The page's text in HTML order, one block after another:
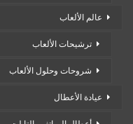
عالم الألعاب
ترشيحات الألعاب
شروحات وحلول الألعاب
عيادة الأعطال